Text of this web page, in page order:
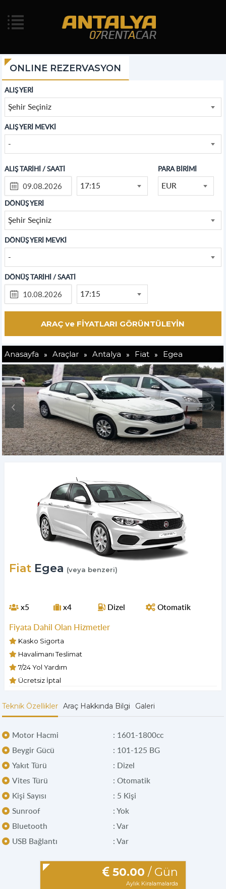
ONLINE REZERVASYON
ALIŞ YERİ
Şehir Seçiniz
ALIŞ YERİ MEVKİ
-
ALIŞ TARİHİ / SAATİ
17:15
PARA BİRİMİ
EUR
DÖNÜŞ YERİ
Şehir Seçiniz
DÖNÜŞ YERİ MEVKİ
-
DÖNÜŞ TARİHİ / SAATİ
17:15
Anasayfa » Araçlar » Antalya » Fiat » Egea
FiatEgea (veya benzeri)
x5 x4 Dizel Otomatik
Fiyata Dahil Olan Hizmetler
Kasko Sigorta
Havalimanı Teslimat
7/24 Yol Yardım
Ücretsiz İptal
Teknik Özellikler Araç Hakkında Bilgi Galeri
Motor Hacmi
: 1601-1800cc
Beygir Gücü
: 101-125 BG
Yakıt Türü
: Dizel
Vites Türü
: Otomatik
Kişi Sayısı
: 5 Kişi
Sunroof
: Yok
Bluetooth
: Var
USB Bağlantı
: Var
50.00 / Gün
Aylık Kiralamalarda